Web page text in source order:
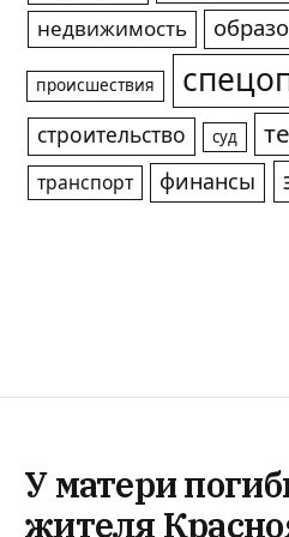
недвижимость
происшествия
строительство суд
транспорт финансы
У матери
жителя